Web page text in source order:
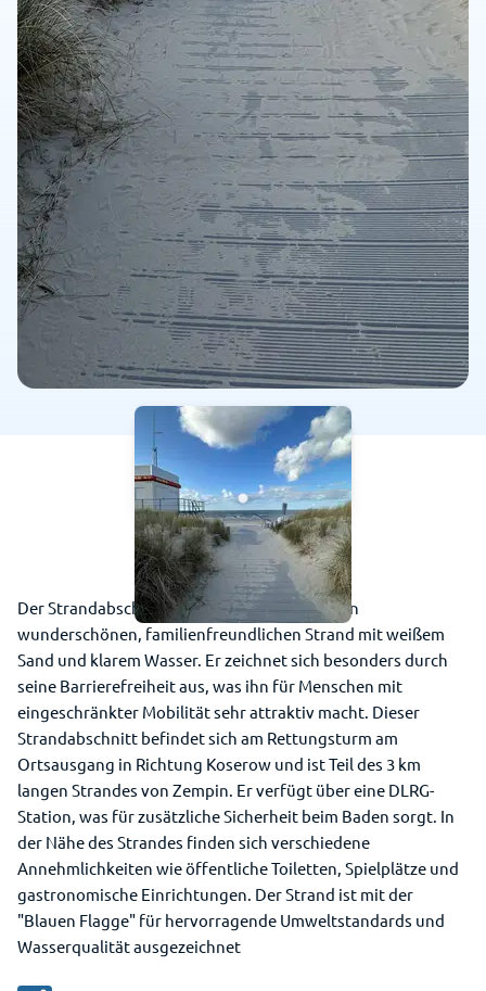
Der Strandabschnitt 7C in Zempin bietet einen
wunderschönen, familienfreundlichen Strand mit weißem
Sand und klarem Wasser. Er zeichnet sich besonders durch
seine Barrierefreiheit aus, was ihn für Menschen mit
eingeschränkter Mobilität sehr attraktiv macht. Dieser
Strandabschnitt befindet sich am Rettungsturm am
Ortsausgang in Richtung Koserow und ist Teil des 3 km
langen Strandes von Zempin. Er verfügt über eine DLRG-
Station, was für zusätzliche Sicherheit beim Baden sorgt. In
der Nähe des Strandes finden sich verschiedene
Annehmlichkeiten wie öffentliche Toiletten, Spielplätze und
gastronomische Einrichtungen. Der Strand ist mit der
"Blauen Flagge" für hervorragende Umweltstandards und
Wasserqualität ausgezeichnet